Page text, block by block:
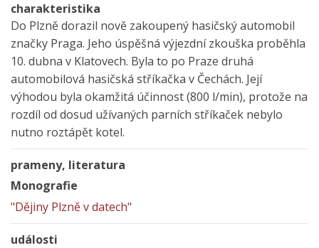
charakteristika
Do Plzně dorazil nově zakoupený hasičský automobil
značky Praga. Jeho úspěšná výjezdní zkouška proběhla
10. dubna v Klatovech. Byla to po Praze druhá
automobilová hasičská stříkačka v Čechách. Její
výhodou byla okamžitá účinnost (800 l/min), protože na
rozdíl od dosud užívaných parních stříkaček nebylo
nutno roztápět kotel.
prameny, literatura
Monografie
"Dějiny Plzně v datech"
události